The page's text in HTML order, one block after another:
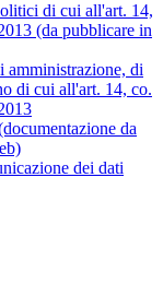
di cui all'art. 14,
(da pubblicare in
di
di cui all'art. 14, co.
da
dei dati